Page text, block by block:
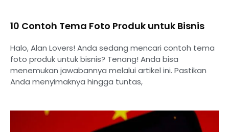
10 Contoh Tema Foto Produk untuk Bisnis
Halo, Alan Lovers! Anda sedang mencari contoh tema
foto produk untuk bisnis? Tenang! Anda bisa
menemukan jawabannya melalui artikel ini. Pastikan
Anda menyimaknya hingga tuntas,